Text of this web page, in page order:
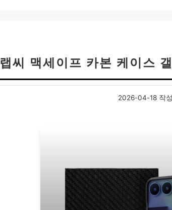
랩씨 맥세이프 카본 케이스
2026-04-18 작